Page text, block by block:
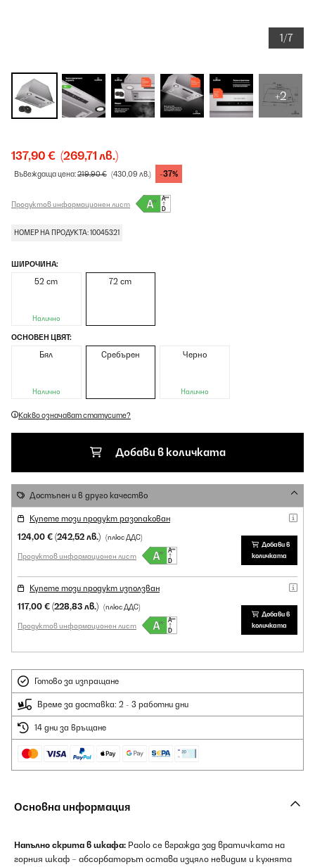
1/7
+2
137,90 € (269,71 лв.)
Въвеждаща цена:219,90 € (430,09 лв.) -37%
Продуктов информационен лист
НОМЕР НА ПРОДУКТА: 10045321
ШИРОЧИНА:
52 cm
Налично
72 cm
ОСНОВЕН ЦВЯТ:
Бял
Налично
Сребърен Черно
Налично
Какво означават статусите?
Добави в количката
Достъпен и в друго качество
Купете този продукт разопакован
124,00 € (242,52 лв.) (плюс ДДС)
Продуктов информационен лист
Добави в
количката
Купете този продукт използван
117,00 € (228,83 лв.) (плюс ДДС)
Продуктов информационен лист
Добави в
количката
Готово за изпращане
Време за доставка: 2 - 3 работни дни
14 дни за връщане
Основна информация
Напълно скрита в шкафа: Paolo се вгражда зад вратичката на
горния шкаф – абсорбаторът остава изцяло невидим и кухнята